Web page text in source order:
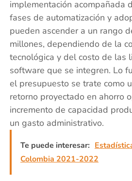
implementación acompañada
fases de automatización y
pueden ascender a un rango
millones, dependiendo de la
tecnológica y del costo de las
software que se integren. Lo
el presupuesto se trate como
retorno proyectado en ahorro
incremento de capacidad
un gasto administrativo.
Te puede interesar:
Colombia 2021-2022